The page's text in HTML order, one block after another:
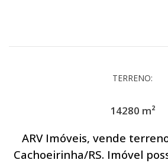
TERRENO:
14280 m²
ARV Imóveis, vende
Cachoeirinha/RS. Imóvel